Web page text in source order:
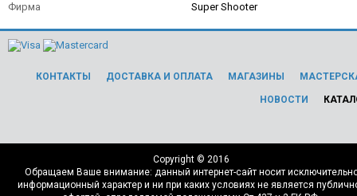
Фирма Super Shooter
КОНТАКТЫ ДОСТАВКА И ОПЛАТА МАГАЗИНЫ
НОВОСТИ
Copyright © 2016
Обращаем Ваше внимание: данный интернет-сайт носит
информационный характер и ни при каких условиях не является